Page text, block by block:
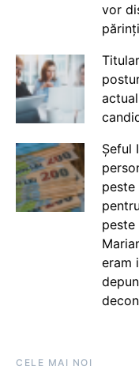
vor
Șeful
peste
eram
CELE MAI NOI